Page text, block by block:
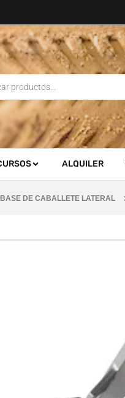
ALQUILER
DE CABALLETE LATERAL